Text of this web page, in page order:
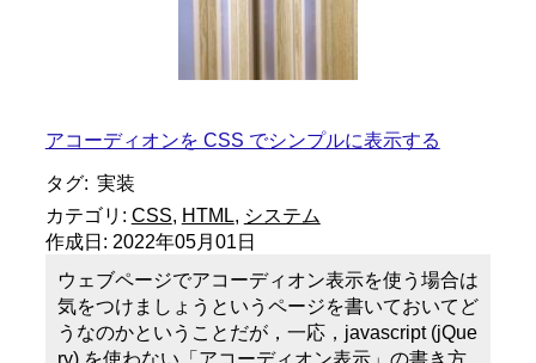
アコーディオンを CSS でシンプルに表示する
タグ: 実装
カテゴリ: CSS, HTML, システム
作成日: 2022年05月01日
ウェブページでアコーディオン表示を使う場合は
気をつけましょうというページを書いておいてど
うなのかということだが，一応，javascript (jQue
ry) を使わない「アコーディオン表示」の書き方